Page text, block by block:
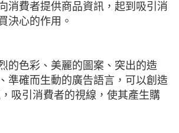
消費者提供商品資訊，起到吸引消
決心的作用。
的色彩、美麗的圖案、突出的造
準確而生動的廣告語言，可以創造
吸引消費者的視線，使其產生購